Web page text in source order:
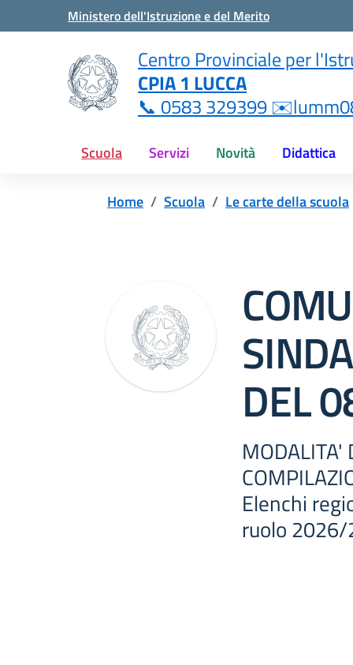
Vai ai contenuti
Vai al menu di navigazione
Ministero dell'Istruzione e del Merito
Centro Provinciale per
CPIA 1 LUCCA
📞 0583 329399
Scuola Servizi Novità Didattica
Home Scuola Le carte della scuola
DEL
MODALITA'
Elenchi
ruolo